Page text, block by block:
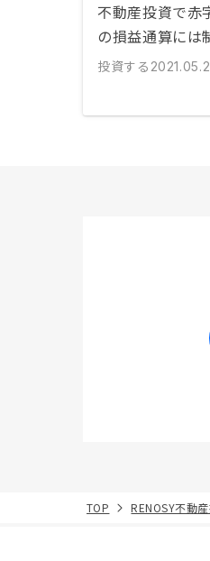
不動産投資で赤
の損益通算には
投資する
TOP RENOSY不動